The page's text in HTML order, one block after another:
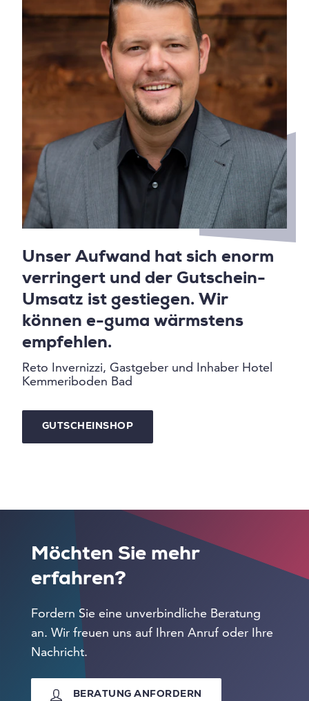
Unser Aufwand hat sich enorm
verringert und der Gutschein-
Umsatz ist gestiegen. Wir
können e-guma wärmstens
empfehlen.
Reto Invernizzi, Gastgeber und Inhaber Hotel
Kemmeriboden Bad
GUTSCHEINSHOP
Möchten Sie mehr
erfahren?
Fordern Sie eine unverbindliche Beratung
an. Wir freuen uns auf Ihren Anruf oder Ihre
Nachricht.
BERATUNG ANFORDERN